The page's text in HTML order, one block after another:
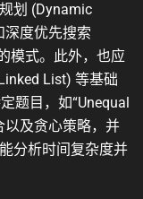
划 (Dynamic
深度优先搜索
模式。此外，也应
List) 等基础
题目，如“Unequal
以及贪心策略，并
分析时间复杂度并